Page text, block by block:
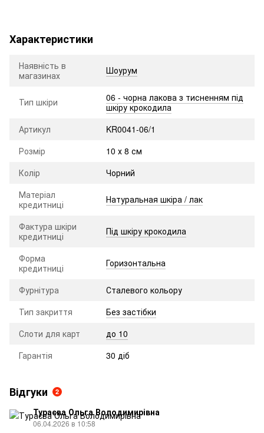
Характеристики
Наявність в
магазинах
Шоурум
Тип шкіри
06 - чорна лакова з тисненням під
шкіру крокодила
Артикул
KR0041-06/1
Розмір
10 х 8 см
Колір
Чорний
Матеріал
кредитниці
Натуральная шкіра / лак
Фактура шкіри
кредитниці
Під шкіру крокодила
Форма
кредитниці
Горизонтальна
Фурнітура
Сталевого кольору
Тип закриття
Без застібки
Слоти для карт
до 10
Гарантія
30 діб
Відгуки 2
Тураєва Ольга Володимирівна
06.04.2026 в 10:58